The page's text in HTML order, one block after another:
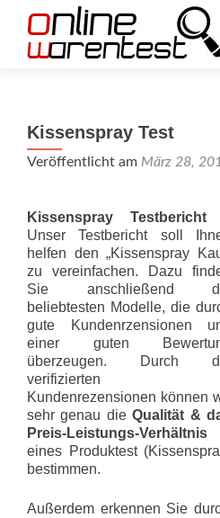
Kissenspray Test
Veröffentlicht am März 28,
Kissenspray Testbericht
Unser Testbericht soll
helfen den „Kissenspray
zu vereinfachen. Dazu
Sie anschließend
beliebtesten Modelle, die
gute Kundenrzensionen
einer guten
überzeugen. Durch
verifizierten
Kundenrezensionen können
sehr genau dieQualität &
Preis-Leis­tungs-Ver­hält­nis
eines Produktest
bestimmen.
Außerdem erkennen Sie